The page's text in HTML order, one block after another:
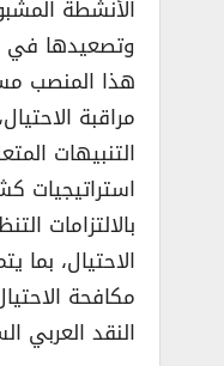
الأنشطة
وتصعيدها في
هذا المنصب
مراقبة
التنبيهات
استراتيجيات
بالالتزامات
الاحتيال،
مكافحة
النقد العربي